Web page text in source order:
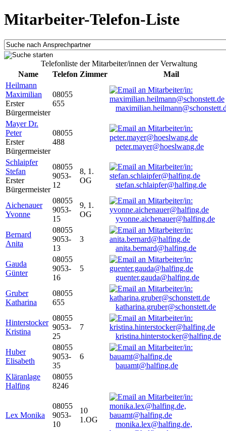
Mitarbeiter-Telefon-Liste
Telefonliste der Mitarbeiter/innen der Verwaltung
Name
Telefon Zimmer
Mail
Heilmann
Maximilian
Erster
Bürgermeister
08055
655
Mayer Dr.
Peter
Erster
Bürgermeister
08055
488
peter.mayer@hoeslwang.de
Schlaipfer
Stefan
Erster
Bürgermeister
08055
9053-
12
8, 1.
OG
stefan.schlaipfer@halfing.de
Aichenauer
Yvonne
08055
9053-
15
9, 1.
OG
yvonne.aichenauer@halfing.de
Bernard
Anita
08055
9053-
13
3
anita.bernard@halfing.de
Gauda
Günter
08055
9053-
16
5
guenter.gauda@halfing.de
Gruber
Katharina
08055
655
katharina.gruber@schonstett.de
Hinterstocker
Kristina
08055
9053-
25
7
kristina.hinterstocker@halfing.de
Huber
Elisabeth
08055
9053-
35
6
bauamt@halfing.de
Kläranlage
Halfing
08055
8246
Lex Monika
08055
9053-
10
10
1.OG
monika.lex@halfing.de,